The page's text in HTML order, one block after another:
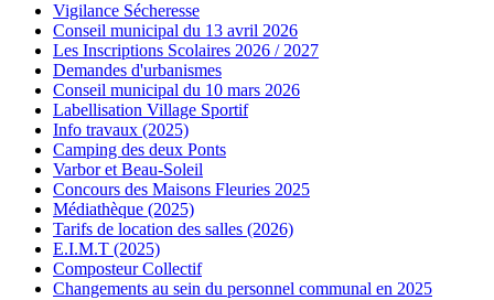
Vigilance Sécheresse
Conseil municipal du 13 avril 2026
Les Inscriptions Scolaires 2026 / 2027
Demandes d'urbanismes
Conseil municipal du 10 mars 2026
Labellisation Village Sportif
Info travaux (2025)
Camping des deux Ponts
Varbor et Beau-Soleil
Concours des Maisons Fleuries 2025
Médiathèque (2025)
Tarifs de location des salles (2026)
E.I.M.T (2025)
Composteur Collectif
Changements au sein du personnel communal en 2025